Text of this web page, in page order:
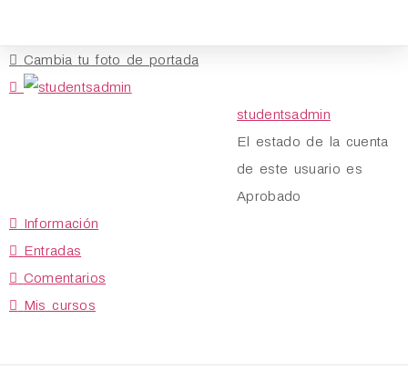
Cambia tu foto de portada
studentsadmin
El estado de la cuenta
de este usuario es
Aprobado
Información
Entradas
Comentarios
Mis cursos